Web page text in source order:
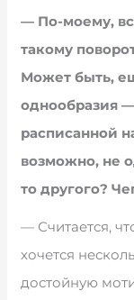
— По-моему,
такому
Может быть,
однообразия
расписанной
возможно, не
то другого?
— Считается,
хочется
достойную